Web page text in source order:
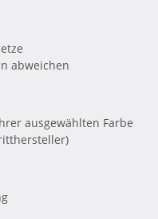
abweichen
ausgewählten Farbe